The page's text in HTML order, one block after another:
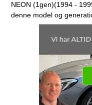
NEON (1gen)(1994 -
denne model og